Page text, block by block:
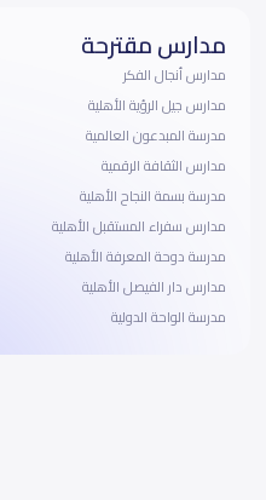
مدارس مقترحة
مدارس أنجال الفكر
مدارس جيل الرؤية الأهلية
مدرسة المبدعون العالمية
مدارس الثقافة الرقمية
مدرسة بسمة النجاح الأهلية
مدارس سفراء المستقبل الأهلية
مدرسة دوحة المعرفة الأهلية
مدارس دار الفيصل الأهلية
مدرسة الواحة الدولية